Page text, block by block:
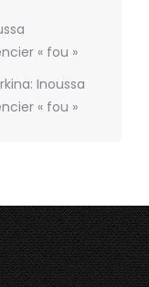
« fou »
Inoussa
« fou »